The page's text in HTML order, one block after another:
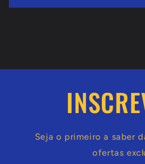
o
í
Seja o primeiro a saber
ofertas